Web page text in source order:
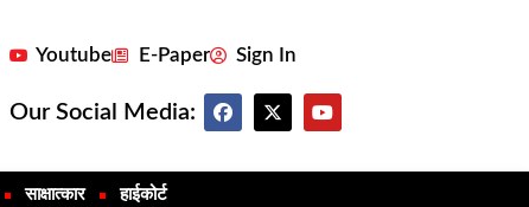
Youtube E-Paper Sign In
Our Social Media:
साक्षात्कार हाईकोर्ट